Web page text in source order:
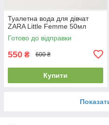
Туалетна вода для дівчат
ZARA Little Femme 50мл
Готово до відправки
550 ₴ 600 ₴
Купити